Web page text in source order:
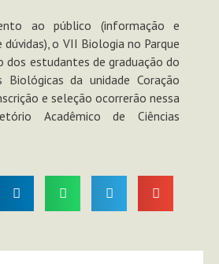
ao público (informação e
o VII Biologia no Parque
dos estudantes de graduação do
Biológicas da unidade Coração
e seleção ocorrerão nessa
Acadêmico de Ciências